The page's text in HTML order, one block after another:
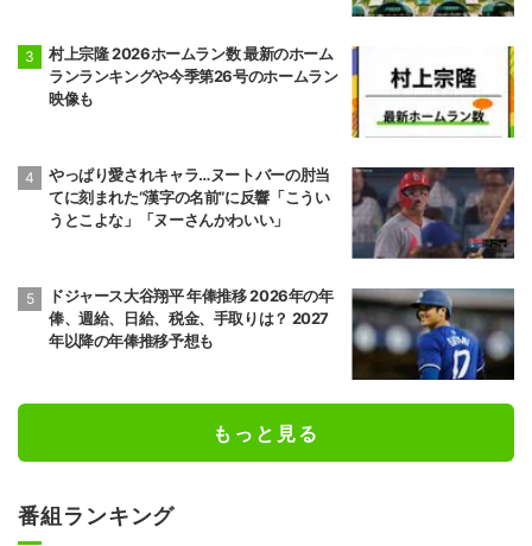
村上宗隆 2026ホームラン数 最新のホーム
ランランキングや今季第26号のホームラン
映像も
やっぱり愛されキャラ…ヌートバーの肘当
てに刻まれた“漢字の名前”に反響「こうい
うとこよな」「ヌーさんかわいい」
ドジャース大谷翔平 年俸推移 2026年の年
俸、週給、日給、税金、手取りは？ 2027
年以降の年俸推移予想も
もっと見る
番組ランキング